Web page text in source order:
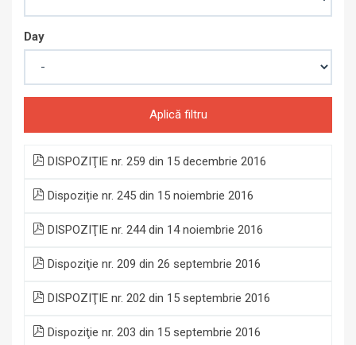
Day
Aplică filtru
DISPOZIŢIE nr. 259 din 15 decembrie 2016
Dispoziție nr. 245 din 15 noiembrie 2016
DISPOZIŢIE nr. 244 din 14 noiembrie 2016
Dispoziţie nr. 209 din 26 septembrie 2016
DISPOZIŢIE nr. 202 din 15 septembrie 2016
Dispoziţie nr. 203 din 15 septembrie 2016